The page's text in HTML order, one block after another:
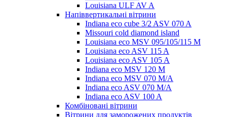
Louisiana ULF AV A
Напіввертикальні вітрини
Indiana eco cube 3/2 ASV 070 A
Missouri cold diamond island
Louisiana eco MSV 095/105/115 M
Louisiana eco ASV 115 A
Louisiana eco ASV 105 A
Indiana eco MSV 120 M
Indiana eco MSV 070 M/A
Indiana eco ASV 070 M/A
Indiana eco ASV 100 A
Комбіновані вітрини
Вітрини для заморожених продуктів